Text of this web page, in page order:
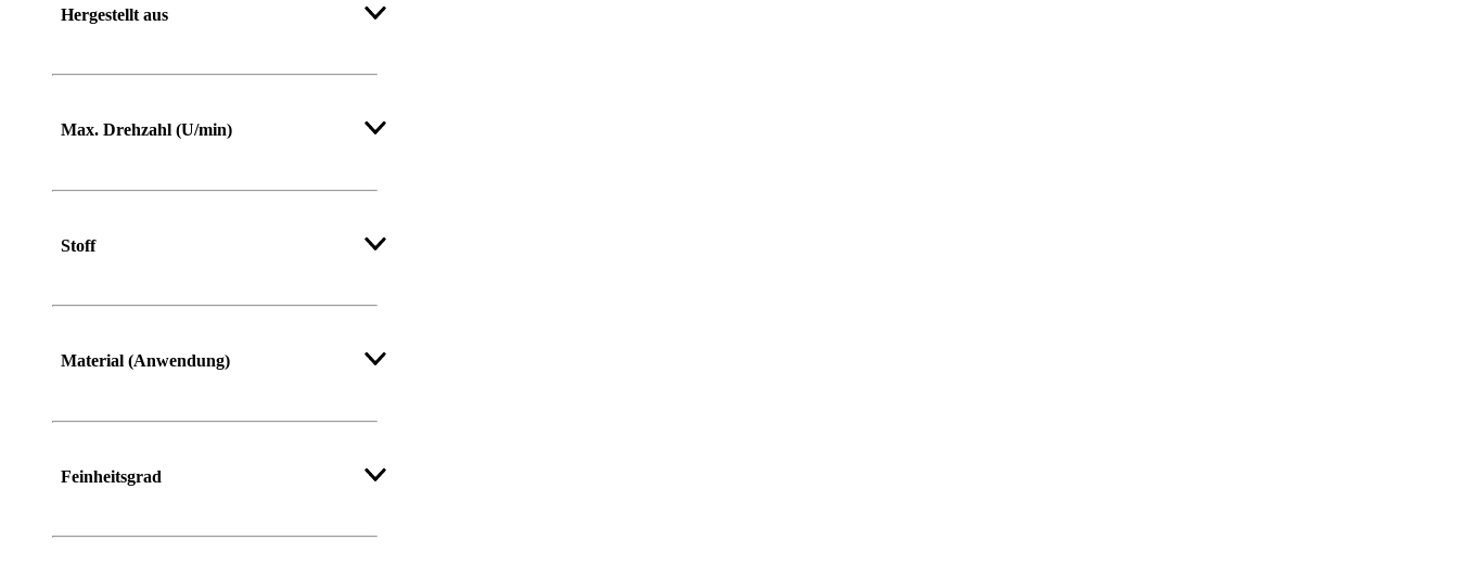
Hergestellt aus
Max. Drehzahl (U/min)
Stoff
Material (Anwendung)
Feinheitsgrad